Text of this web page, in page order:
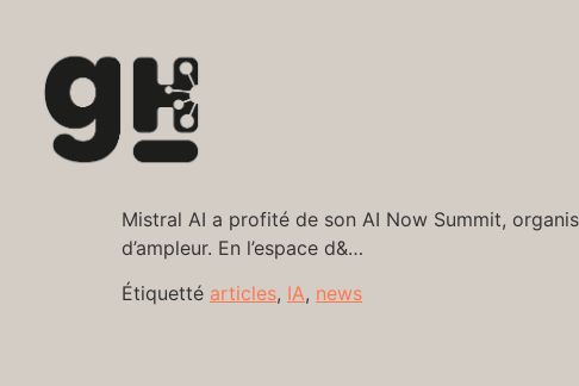
Mistral AI a profité de son AI Now Summit,
d’ampleur. En l’espace d&…
Étiquetté articles, IA, news